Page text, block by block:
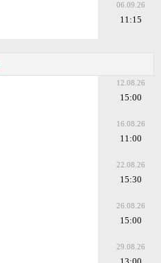
06.09.26
11:15
12.08.26
15:00
16.08.26
11:00
22.08.26
15:30
26.08.26
15:00
29.08.26